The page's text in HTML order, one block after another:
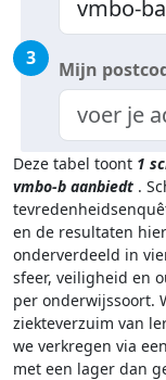
3 Mijn
Deze tabel toont 1
vmbo-b aanbiedt .
en de resultaten
onderverdeeld in
sfeer, veiligheid en
per onderwijssoort.
ziekteverzuim van
we verkregen via
met een lager dan